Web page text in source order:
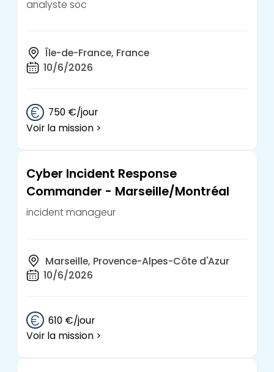
analyste soc
Île-de-France, France
10/6/2026
750 €/jour
Voir la mission >
Cyber Incident Response
Commander - Marseille/Montréal
incident manageur
Marseille, Provence-Alpes-Côte d'Azur
10/6/2026
610 €/jour
Voir la mission >